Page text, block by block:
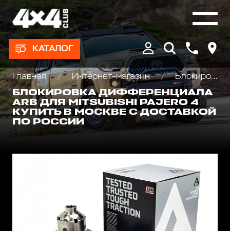
КАТАЛОГ
Главная Интернет-магазин
Блокировки дифференциала, Хабы колесные
БЛОКИРОВКА ДИФФЕРЕНЦИАЛА
ARB ДЛЯ MITSUBISHI PAJERO 4
КУПИТЬ В МОСКВЕ С ДОСТАВКОЙ
ПО РОССИИ